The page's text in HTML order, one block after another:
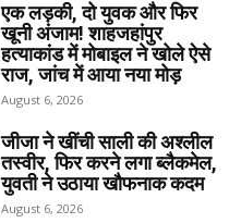
एक लड़की, दो युवक और फिर
खूनी अंजाम! शाहजहांपुर
हत्याकांड में मोबाइल ने खोले ऐसे
राज, जांच में आया नया मोड़
August 6, 2026
जीजा ने खींची साली की अश्लील
तस्वीर, फिर करने लगा ब्लैकमेल,
युवती ने उठाया खौफनाक कदम
August 6, 2026